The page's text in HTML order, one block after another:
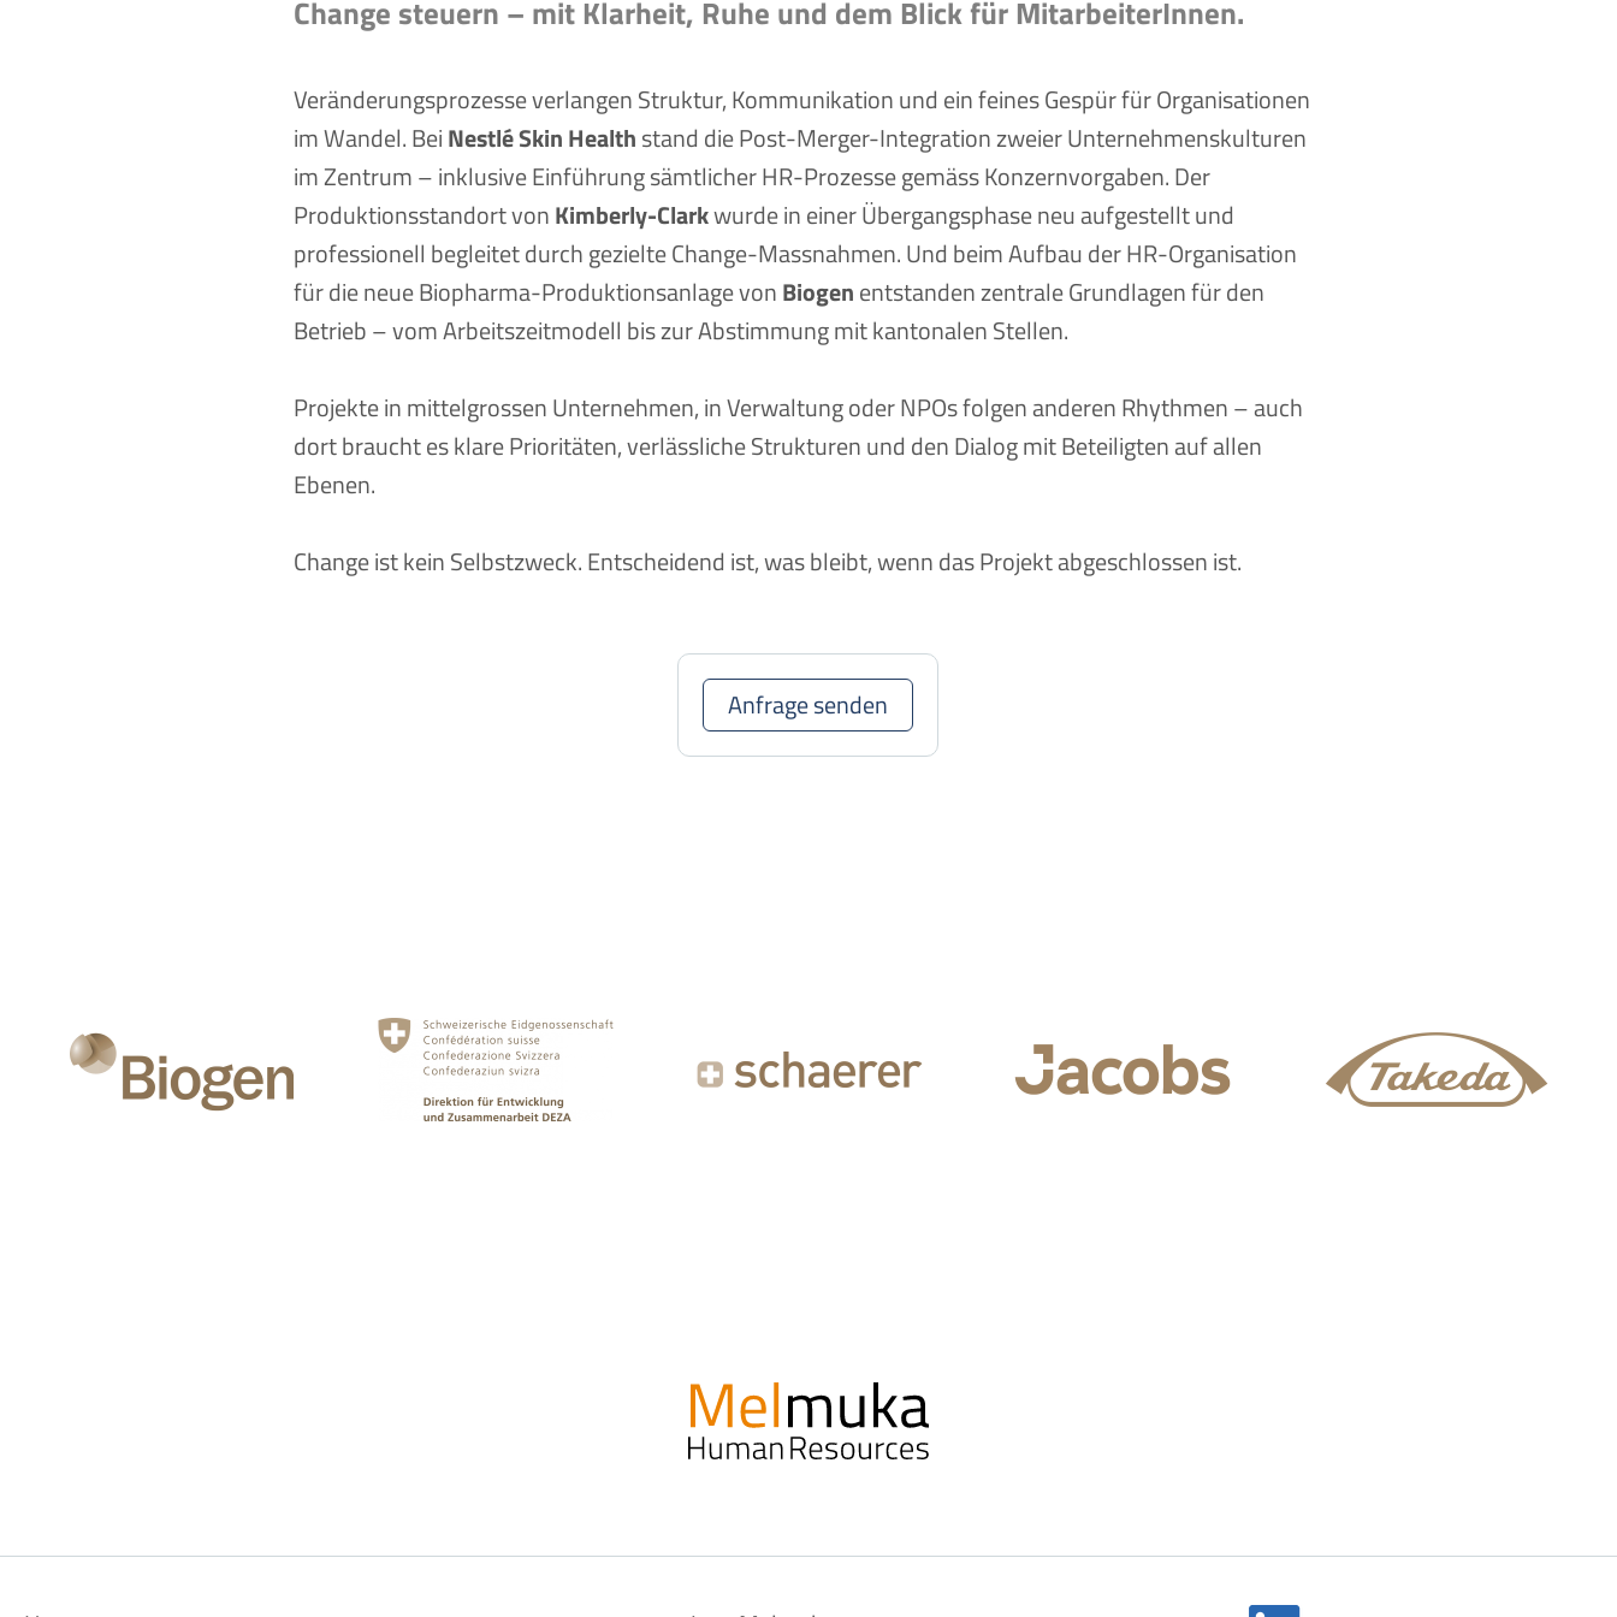
Change steuern – mit Klarheit, Ruhe und dem Blick für MitarbeiterInnen.
Veränderungsprozesse verlangen Struktur, Kommunikation und ein feines Gespür für Organisationen
im Wandel. BeiNestlé Skin Healthstand die Post-Merger-Integration zweier Unternehmenskulturen
im Zentrum – inklusive Einführung sämtlicher HR-Prozesse gemäss Konzernvorgaben. Der
Produktionsstandort vonKimberly-Clarkwurde in einer Übergangsphase neu aufgestellt und
professionell begleitet durch gezielte Change-Massnahmen. Und beim Aufbau der HR-Organisation
für die neue Biopharma-Produktionsanlage vonBiogenentstanden zentrale Grundlagen für den
Betrieb – vom Arbeitszeitmodell bis zur Abstimmung mit kantonalen Stellen.
Projekte in mittelgrossen Unternehmen, in Verwaltung oder NPOs folgen anderen Rhythmen – auch
dort braucht es klare Prioritäten, verlässliche Strukturen und den Dialog mit Beteiligten auf allen
Ebenen.
Change ist kein Selbstzweck. Entscheidend ist, was bleibt, wenn das Projekt abgeschlossen ist.
Anfrage senden